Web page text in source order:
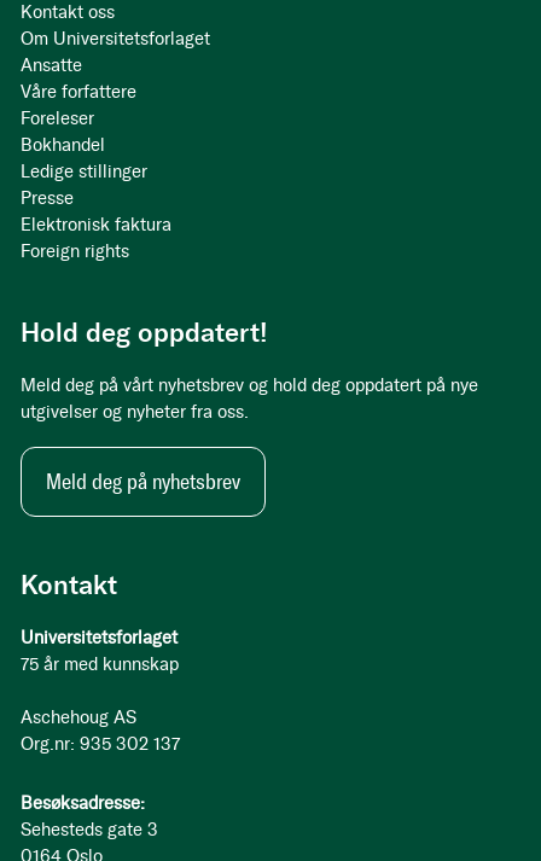
Kontakt
Universitetsforlaget
75 år med kunnskap
Aschehoug AS
Org.nr: 935 302 137
Besøksadresse:
Sehesteds gate 3
0164 Oslo
Kontakt oss
Om Universitetsforlaget
Ansatte
Våre forfattere
Foreleser
Bokhandel
Ledige stillinger
Presse
Elektronisk faktura
Foreign rights
Hold deg oppdatert!
Meld deg på vårt nyhetsbrev og hold deg oppdatert på nye
utgivelser og nyheter fra oss.
Meld deg på nyhetsbrev